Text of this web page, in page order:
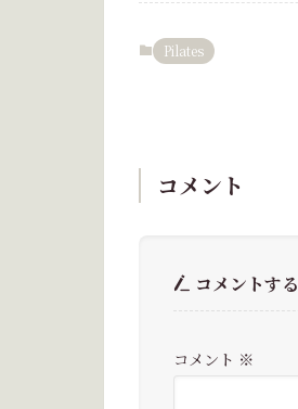
Pilates
コメント
コメントする
コメント ※